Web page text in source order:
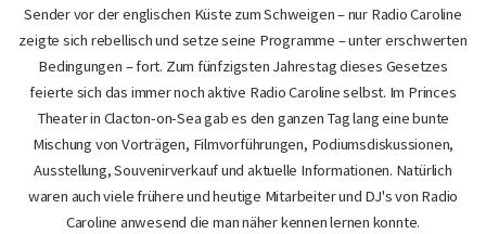
Sender vor der englischen Küste zum Schweigen – nur Radio Caroline
zeigte sich rebellisch und setze seine Programme – unter erschwerten
Bedingungen – fort. Zum fünfzigsten Jahrestag dieses Gesetzes
feierte sich das immer noch aktive Radio Caroline selbst. Im Princes
Theater in Clacton-on-Sea gab es den ganzen Tag lang eine bunte
Mischung von Vorträgen, Filmvorführungen, Podiumsdiskussionen,
Ausstellung, Souvenirverkauf und aktuelle Informationen. Natürlich
waren auch viele frühere und heutige Mitarbeiter und DJ's von Radio
Caroline anwesend die man näher kennen lernen konnte.